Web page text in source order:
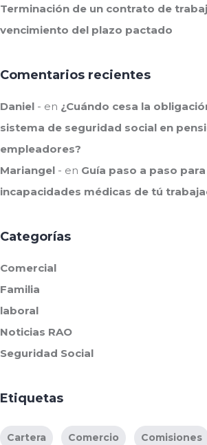
Terminación de un contrato de
vencimiento del plazo pactado
Comentarios recientes
Daniel en ¿Cuándo cesa la
sistema de seguridad social en
empleadores?
Mariangel
en Guía paso a paso
incapacidades médicas de tú
Categorías
Comercial
Familia
laboral
Noticias RAO
Seguridad Social
Etiquetas
Cartera Comercio Comisiones